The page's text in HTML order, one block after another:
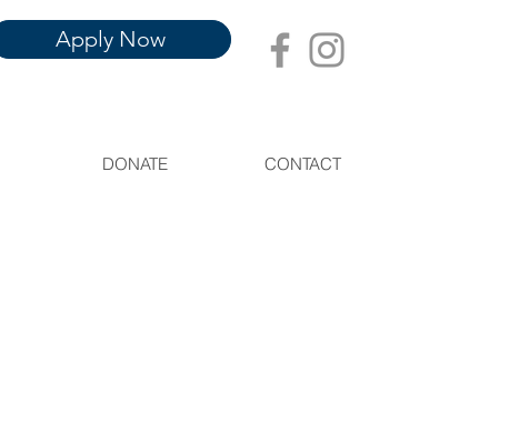
DONATE CONTACT
Apply Now